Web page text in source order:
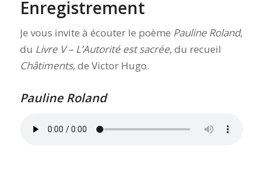
Enregistrement
Je vous invite à écouter le poème Pauline Roland,
du Livre V – L’Autorité est sacrée, du recueil
Châtiments, de Victor Hugo.
Pauline Roland